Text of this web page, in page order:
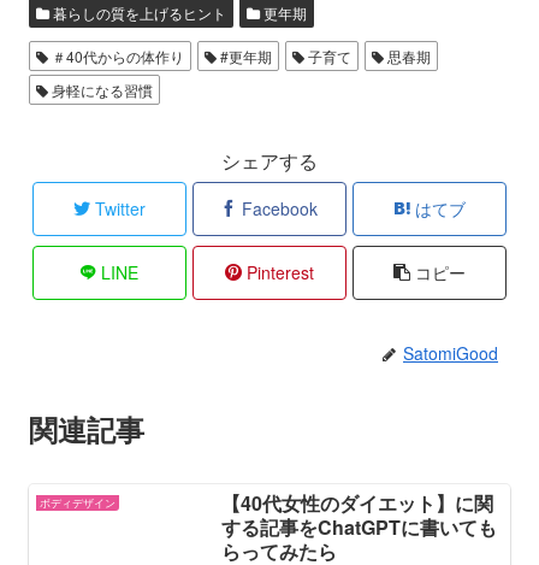
暮らしの質を上げるヒント 更年期
＃40代からの体作り #更年期 子育て
思春期
身軽になる習慣
シェアする
Twitter Facebook はてブ
LINE Pinterest コピー
SatomiGood
関連記事
ボディデザイン
【40代女性のダイエット】に関
する記事をChatGPTに書いても
らってみたら